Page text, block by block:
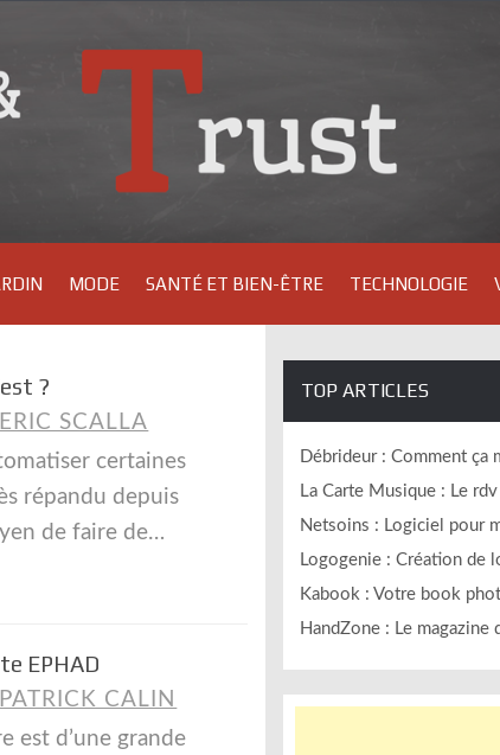
MODE SANTÉ ET BIEN-ÊTRE TECHNOLOGIE
?
ERIC SCALLA
certaines
répandu depuis
de faire de…
EPHAD
PATRICK CALIN
est d’une grande
TOP ARTICLES
Débrideur : Comment ça
La Carte Musique : Le
Netsoins : Logiciel pour
Logogenie : Création de
Kabook : Votre book
HandZone : Le magazine